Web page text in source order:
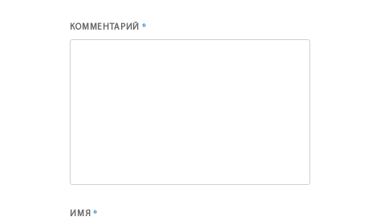
КОММЕНТАРИЙ*
ИМЯ*